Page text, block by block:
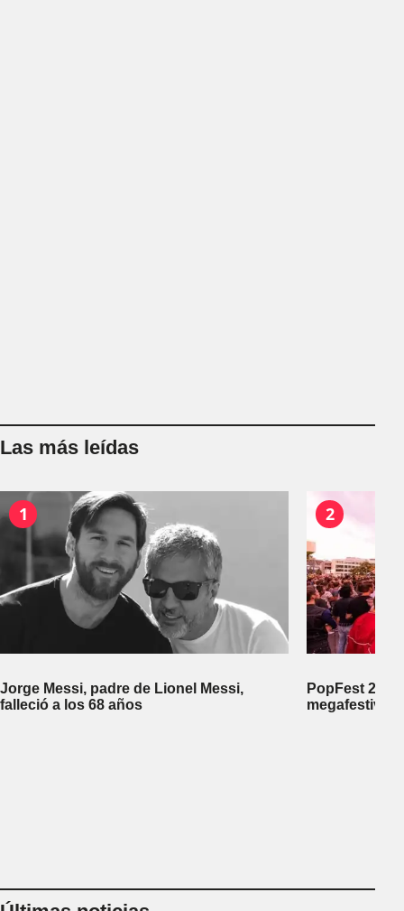
Las más leídas
1
Jorge Messi, padre de Lionel Messi,
falleció a los 68 años
2
PopFest
megafestival